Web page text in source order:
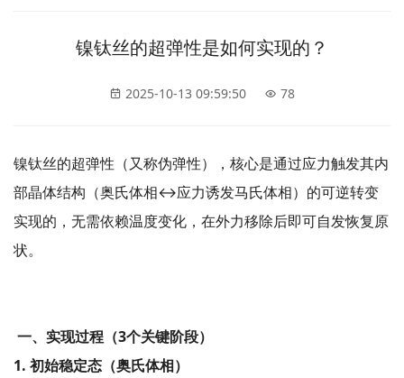
镍钛丝的超弹性是如何实现的？
2025-10-13 09:59:50 78
镍钛丝的超弹性（又称伪弹性），核心是通过应力触发其内
部晶体结构（奥氏体相↔应力诱发马氏体相）的可逆转变
实现的，无需依赖温度变化，在外力移除后即可自发恢复原
状。
一、实现过程（3个关键阶段）
1. 初始稳定态（奥氏体相）